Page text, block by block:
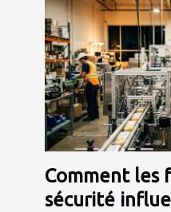
Comment les
sécurité